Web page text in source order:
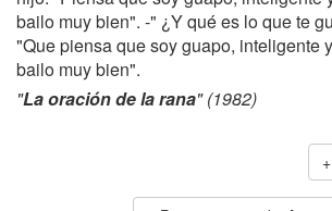
bailo muy bien". -" ¿Y qué es lo que te
"Que piensa que soy guapo, inteligente
bailo muy bien".
"La oración de la rana" (1982)